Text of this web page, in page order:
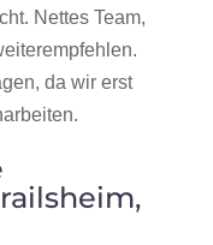
Nettes Team,
da wir erst